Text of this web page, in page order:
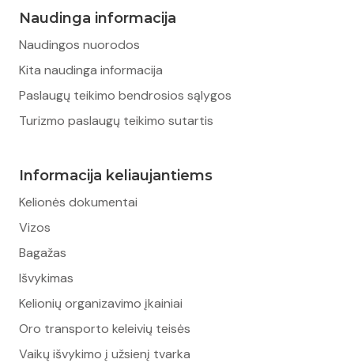
Naudinga informacija
Naudingos nuorodos
Kita naudinga informacija
Paslaugų teikimo bendrosios sąlygos
Turizmo paslaugų teikimo sutartis
Informacija keliaujantiems
Kelionės dokumentai
Vizos
Bagažas
Išvykimas
Kelionių organizavimo įkainiai
Oro transporto keleivių teisės
Vaikų išvykimo į užsienį tvarka